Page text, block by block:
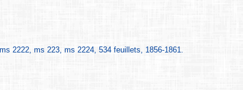
2222, ms 223, ms 2224, 534 feuillets, 1856-1861.